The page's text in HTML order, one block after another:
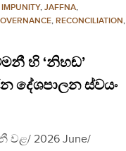
IMPUNITY, JAFFNA,
, RECONCILIATION,
හි ‘නිහඬ’
ස්වයං
වළ/ 2026 June/